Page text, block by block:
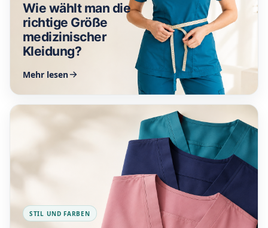
Wie wählt man die
richtige Größe
medizinischer
Kleidung?
Mehr lesen
STIL UND FARBEN